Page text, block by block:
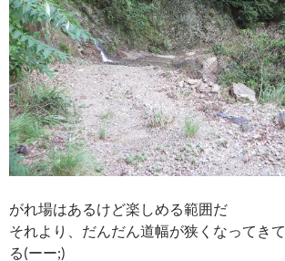
がれ場はあるけど楽しめる範囲だ
それより、だんだん道幅が狭くなってき
る(ーー;)